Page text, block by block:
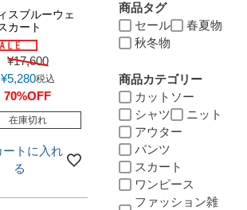
スブルーウェ
カート
¥17,600
¥5,280税込
70%OFF
在庫切れ
ートに入れ
る
商品タグ
セール
春夏物
秋冬物
商品カテゴリー
カットソー
シャツ
ニット
アウター
パンツ
スカート
ワンピース
ファッション雑